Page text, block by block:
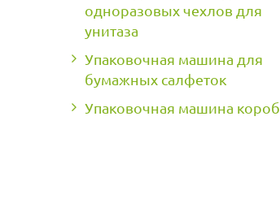
одноразовых чехлов для
унитаза
Упаковочная машина для
бумажных салфеток
Упаковочная машина короб